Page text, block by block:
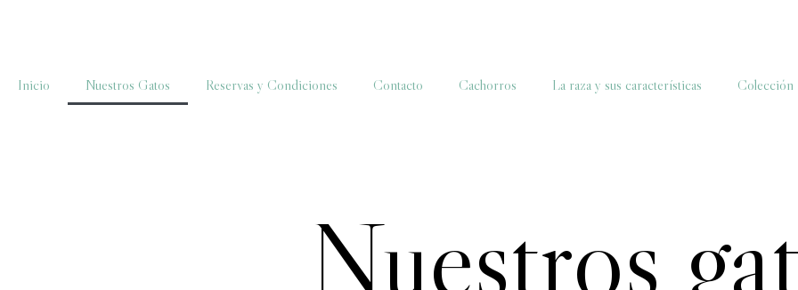
Inicio Nuestros Gatos Reservas y Condiciones Contacto Cachorros La raza y sus características Colección
Nuestros